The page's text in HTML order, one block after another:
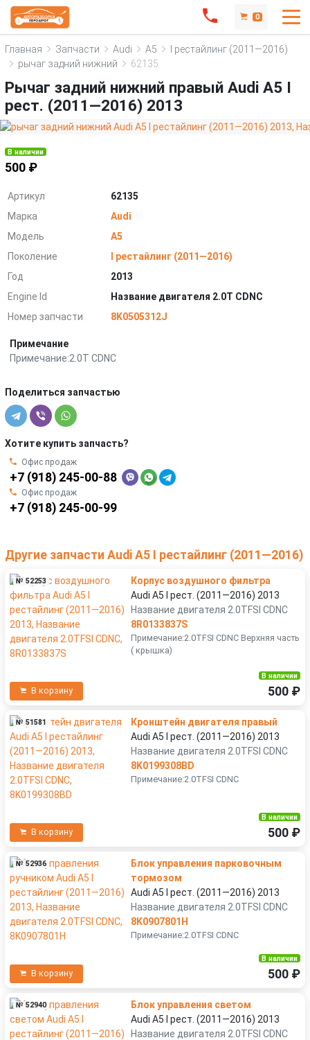
0
Главная Запчасти Audi A5
I рестайлинг (2011—2016)
рычаг задний нижний
62135
Рычаг задний нижний правый Audi A5 I
рест. (2011—2016) 2013
В наличии
500 ₽
Артикул
62135
Марка
Audi
Модель
A5
Поколение
I рестайлинг (2011—2016)
Год
2013
Engine Id
Название двигателя 2.0T CDNC
Номер запчасти
8K0505312J
Примечание
Примечание:2.0T CDNC
Поделиться запчастью
Хотите купить запчасть?
Офис продаж
+7 (918) 245-00-88
Офис продаж
+7 (918) 245-00-99
Другие запчасти Audi A5 I рестайлинг (2011—2016)
№ 52253
Корпус воздушного фильтра
Audi A5 I рест. (2011—2016) 2013
Название двигателя 2.0TFSI CDNC
8R0133837S
Примечание:2.0TFSI CDNC Верхняя часть
( крышка)
В корзину
В наличии
500 ₽
№ 51581
Кронштейн двигателя правый
Audi A5 I рест. (2011—2016) 2013
Название двигателя 2.0TFSI CDNC
8K0199308BD
Примечание:2.0TFSI CDNC
В корзину
В наличии
500 ₽
№ 52936
Блок управления парковочным
тормозом
Audi A5 I рест. (2011—2016) 2013
Название двигателя 2.0TFSI CDNC
8K0907801H
Примечание:2.0TFSI CDNC
В корзину
В наличии
500 ₽
№ 52940
Блок управления светом
Audi A5 I рест. (2011—2016) 2013
Название двигателя 2.0TFSI CDNC